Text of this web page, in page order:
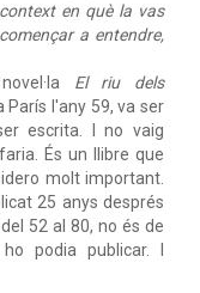
en què la vas
a entendre,
El riu dels
París l'any 59, va ser
escrita. I no vaig
És un llibre que
molt important.
25 anys després
52 al 80, no és de
podia publicar. I